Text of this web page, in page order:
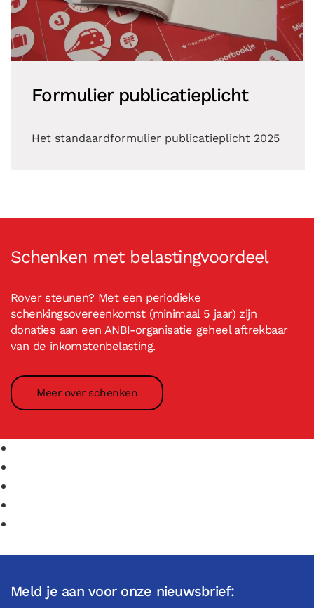
Formulier publicatieplicht
Het standaardformulier publicatieplicht 2025
Schenken met belastingvoordeel
Rover steunen? Met een periodieke
schenkingsovereenkomst (minimaal 5 jaar) zijn
donaties aan een ANBI-organisatie geheel aftrekbaar
van de inkomstenbelasting.
Meer over schenken
Meld je aan voor onze nieuwsbrief: